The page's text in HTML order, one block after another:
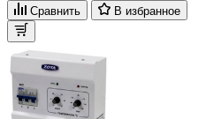
Сравнить В избранное